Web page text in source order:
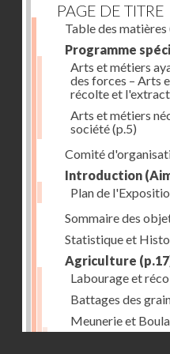
PAGE DE TITRE
Table des matières
Programme
Arts et métiers
des forces – Arts
récolte et
Arts et métiers
société(p.5)
Comité
Introduction
Plan de
Sommaire des
Statistique et
Agriculture
Labourage et
Battages des
Meunerie et